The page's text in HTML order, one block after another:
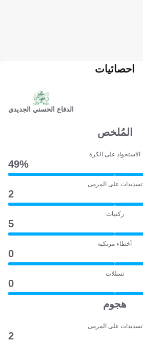
احصائيات
الدفاع الحسني الجديدي
المُلخص
الاستحواذ على الكرة
49‎%‎
تسديدات على المرمى
2
ركنيات
5
أخطاء مرتكبة
0
تسللات
0
هجوم
تسديدات على المرمى
2